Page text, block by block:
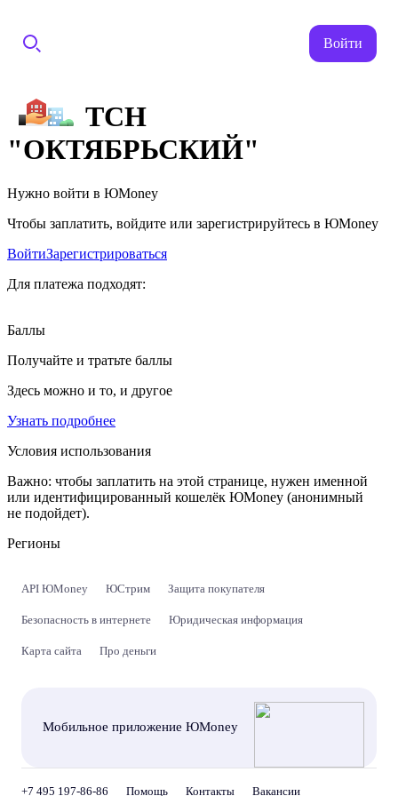
Войти
ТСН
"ОКТЯБРЬСКИЙ"
Нужно войти в ЮMoney
Чтобы заплатить, войдите или зарегистрируйтесь в ЮMoney
ВойтиЗарегистрироваться
Для платежа подходят:
Баллы
Получайте и тратьте баллы
Здесь можно и то, и другое
Узнать подробнее
Условия использования
Важно: чтобы заплатить на этой странице, нужен именной
или идентифицированный кошелёк ЮMoney (анонимный
не подойдет).
Регионы
API ЮMoney ЮСтрим Защита покупателя
Безопасность в интернете Юридическая информация
Карта сайта Про деньги
Мобильное приложение ЮMoney
+7 495 197-86-86 Помощь Контакты Вакансии